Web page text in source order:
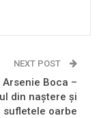
NEXT POST
Arsenie Boca –
din naştere şi
sufletele oarbe